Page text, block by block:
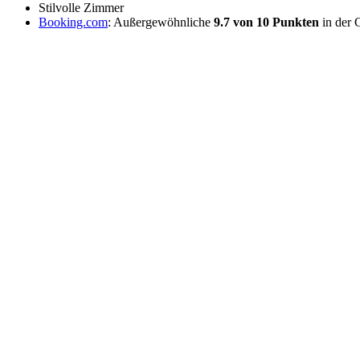
Stilvolle Zimmer
Booking.com: Außergewöhnliche 9.7 von 10 Punkten in der